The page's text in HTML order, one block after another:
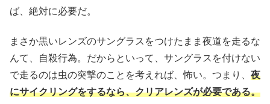
ば、絶対に必要だ。
まさか黒いレンズのサングラスをつけたまま夜道を走るな
んて、自殺行為。だからといって、サングラスを付けない
で走るのは虫の突撃のことを考えれば、怖い。つまり、 夜
にサイクリングをするなら、クリアレンズが必要である。